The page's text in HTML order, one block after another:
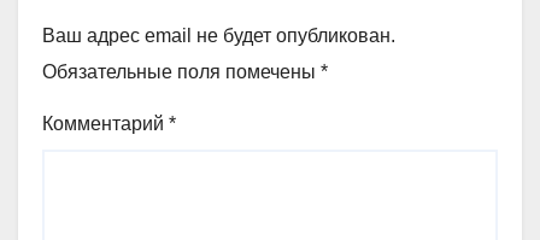
Ваш адрес email не будет опубликован.
Обязательные поля помечены *
Комментарий *